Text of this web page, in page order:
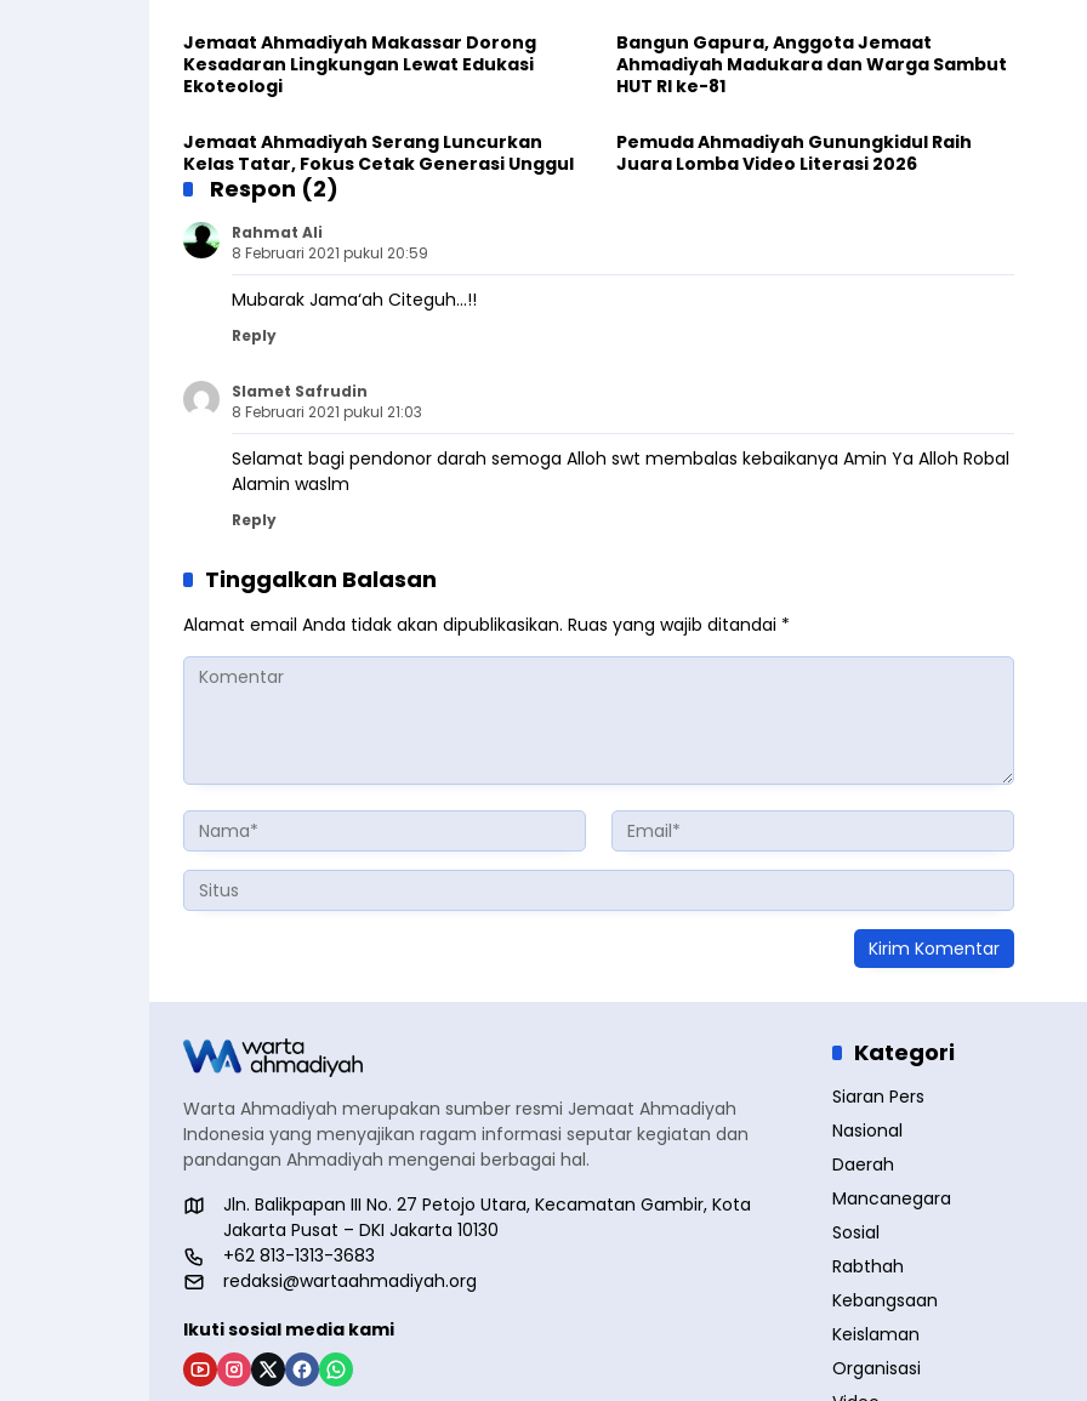
Jemaat Ahmadiyah Makassar Dorong
Kesadaran Lingkungan Lewat Edukasi
Ekoteologi
Bangun Gapura, Anggota Jemaat
Ahmadiyah Madukara dan Warga Sambut
HUT RI ke-81
Jemaat Ahmadiyah Serang Luncurkan
Kelas Tatar, Fokus Cetak Generasi Unggul
Pemuda Ahmadiyah Gunungkidul Raih
Juara Lomba Video Literasi 2026
Respon (2)
Rahmat Ali
8 Februari 2021 pukul 20:59
Mubarak Jama‘ah Citeguh…!!
Reply
Slamet Safrudin
8 Februari 2021 pukul 21:03
Selamat bagi pendonor darah semoga Alloh swt membalas kebaikanya Amin Ya Alloh Robal
Alamin waslm
Reply
Tinggalkan Balasan
Alamat email Anda tidak akan dipublikasikan. Ruas yang wajib ditandai *
Warta Ahmadiyah merupakan sumber resmi Jemaat Ahmadiyah
Indonesia yang menyajikan ragam informasi seputar kegiatan dan
pandangan Ahmadiyah mengenai berbagai hal.
Jln. Balikpapan III No. 27 Petojo Utara, Kecamatan Gambir, Kota
Jakarta Pusat – DKI Jakarta 10130
+62 813-1313-3683
redaksi@wartaahmadiyah.org
Ikuti sosial media kami
Kategori
Siaran Pers
Nasional
Daerah
Mancanegara
Sosial
Rabthah
Kebangsaan
Keislaman
Organisasi